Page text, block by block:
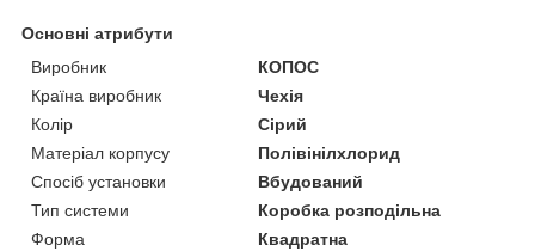
Основні атрибути
Виробник
КОПОС
Країна виробник
Чехія
Колір
Сірий
Матеріал корпусу
Полівінілхлорид
Спосіб установки
Вбудований
Тип системи
Коробка розподільна
Форма
Квадратна